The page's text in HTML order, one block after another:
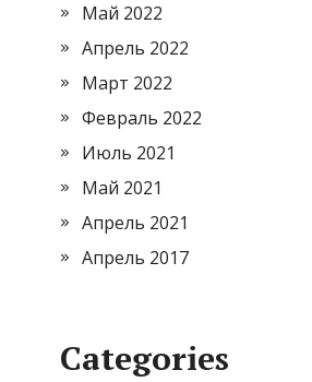
Май 2022
Апрель 2022
Март 2022
Февраль 2022
Июль 2021
Май 2021
Апрель 2021
Апрель 2017
Categories